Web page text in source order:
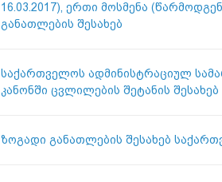
16.03.2017), ერთი მოსმენა
განათლების შესახებ
საქართველოს ადმინისტრაციულ
კანონში ცვლილების შეტანის შესახებ
ზოგადი განათლების შესახებ